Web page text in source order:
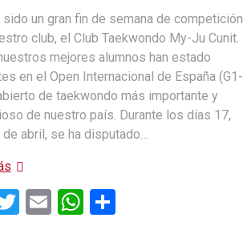
sido un gran fin de semana de competición
club, el Club Taekwondo My-Ju Cunit.
mejores alumnos han estado
en el Open Internacional de España (G1-
de taekwondo más importante y
de nuestro país. Durante los días 17,
de abril, se ha disputado…
T E W C